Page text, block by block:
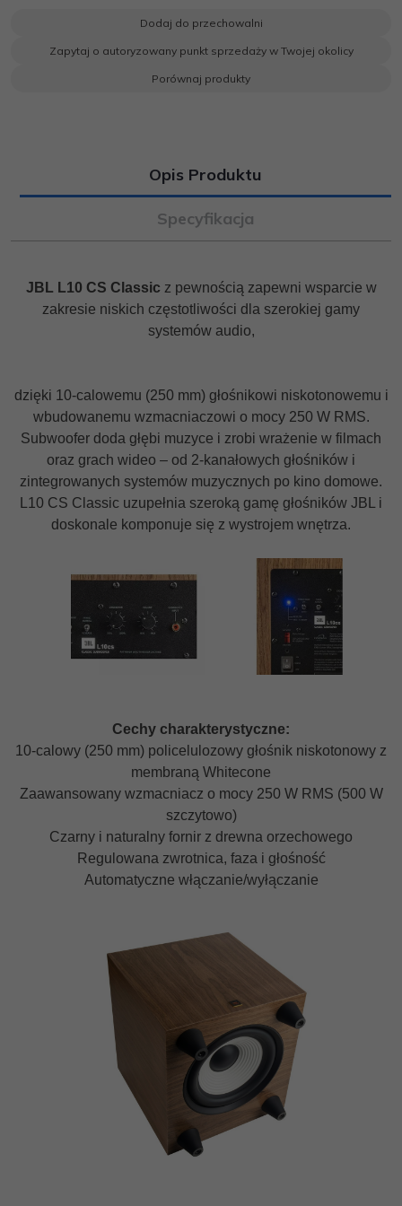
o
r
p
L
i
n
i
e
l
i
Dodaj do przechowalni
Zapytaj o autoryzowany punkt sprzedaży w Twojej okolicy
Porównaj produkty
Opis Produktu
Specyfikacja
JBL L10 CS Classic z pewnością zapewni wsparcie w
zakresie niskich częstotliwości dla szerokiej gamy
systemów audio,
dzięki 10-calowemu (250 mm) głośnikowi niskotonowemu i
wbudowanemu wzmacniaczowi o mocy 250 W RMS.
Subwoofer doda głębi muzyce i zrobi wrażenie w filmach
oraz grach wideo – od 2-kanałowych głośników i
zintegrowanych systemów muzycznych po kino domowe.
L10 CS Classic uzupełnia szeroką gamę głośników JBL i
doskonale komponuje się z wystrojem wnętrza.
Cechy charakterystyczne:
10-calowy (250 mm) policelulozowy głośnik niskotonowy z
membraną Whitecone
Zaawansowany wzmacniacz o mocy 250 W RMS (500 W
szczytowo)
Czarny i naturalny fornir z drewna orzechowego
Regulowana zwrotnica, faza i głośność
Automatyczne włączanie/wyłączanie